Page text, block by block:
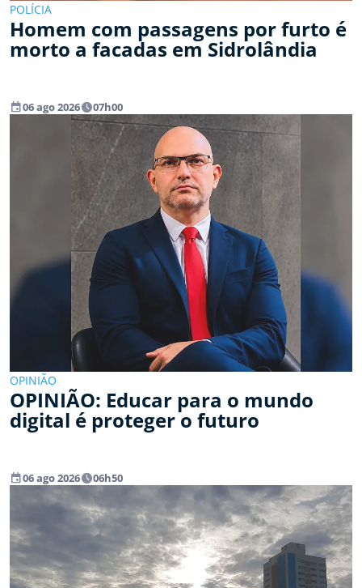
POLÍCIA
Homem com passagens por furto é
morto a facadas em Sidrolândia
event06 ago 2026watch_later07h00
OPINIÃO
OPINIÃO: Educar para o mundo
digital é proteger o futuro
event06 ago 2026watch_later06h50